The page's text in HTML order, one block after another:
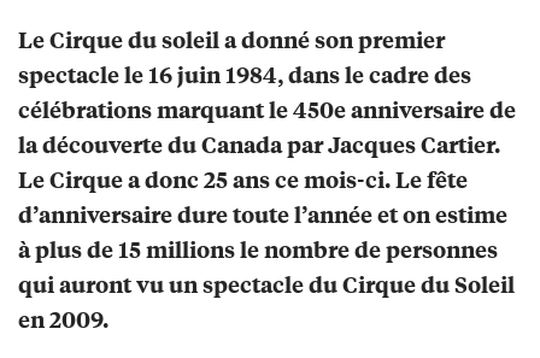
Le Cirque du soleil a donné son premier
spectacle le 16 juin 1984, dans le cadre des
célébrations marquant le 450e anniversaire de
la découverte du Canada par Jacques Cartier.
Le Cirque a donc 25 ans ce mois-ci. Le fête
d’anniversaire dure toute l’année et on estime
à plus de 15 millions le nombre de personnes
qui auront vu un spectacle du Cirque du Soleil
en 2009.